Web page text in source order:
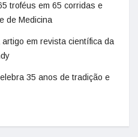
troféus em 65 corridas e
de Medicina
em revista científica da
35 anos de tradição e